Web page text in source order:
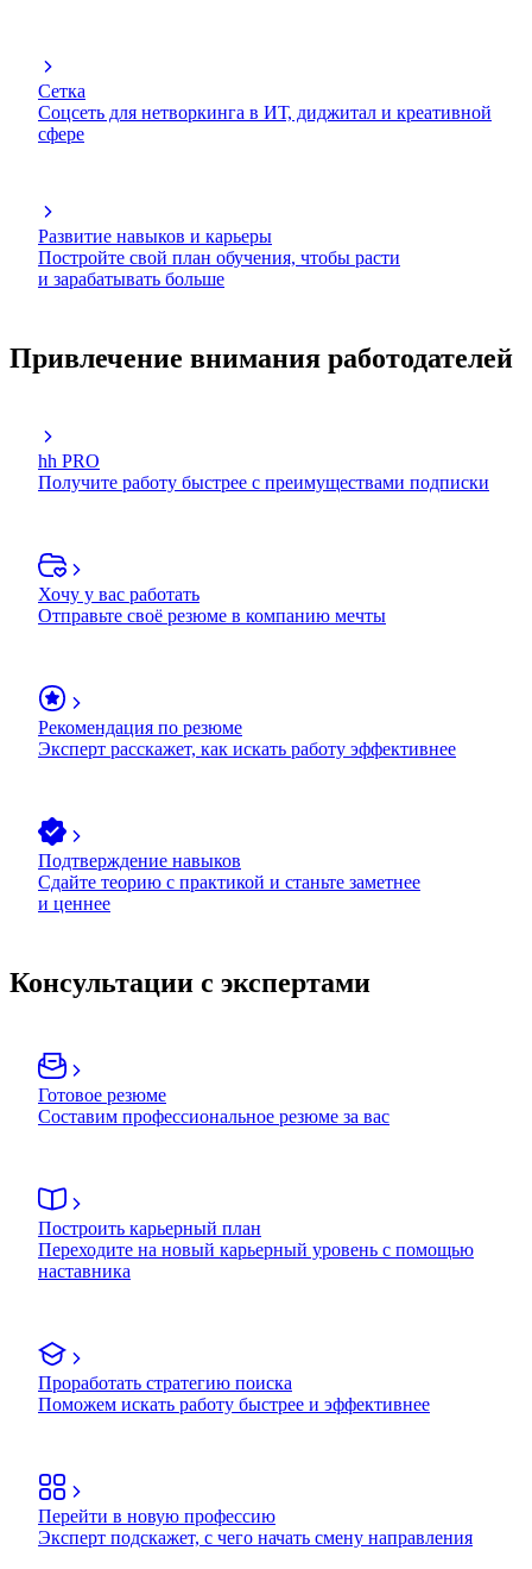
Сетка
Соцсеть для нетворкинга в ИТ, диджитал и креативной
сфере
Развитие навыков и карьеры
Постройте свой план обучения, чтобы расти
и зарабатывать больше
Привлечение внимания работодателей
hh PRO
Получите работу быстрее с преимуществами подписки
Хочу у вас работать
Отправьте своё резюме в компанию мечты
Рекомендация по резюме
Эксперт расскажет, как искать работу эффективнее
Подтверждение навыков
Сдайте теорию с практикой и станьте заметнее
и ценнее
Консультации с экспертами
Готовое резюме
Составим профессиональное резюме за вас
Построить карьерный план
Переходите на новый карьерный уровень с помощью
наставника
Проработать стратегию поиска
Поможем искать работу быстрее и эффективнее
Перейти в новую профессию
Эксперт подскажет, с чего начать смену направления